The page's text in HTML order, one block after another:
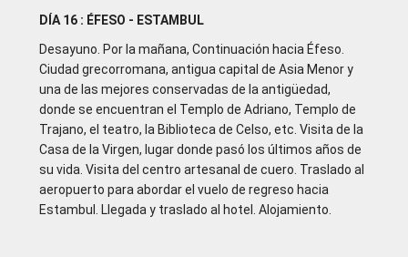
DÍA 16 : ÉFESO - ESTAMBUL
Desayuno. Por la mañana, Continuación hacia Éfeso.
Ciudad grecorromana, antigua capital de Asia Menor y
una de las mejores conservadas de la antigüedad,
donde se encuentran el Templo de Adriano, Templo de
Trajano, el teatro, la Biblioteca de Celso, etc. Visita de la
Casa de la Virgen, lugar donde pasó los últimos años de
su vida. Visita del centro artesanal de cuero. Traslado al
aeropuerto para abordar el vuelo de regreso hacia
Estambul. Llegada y traslado al hotel. Alojamiento.